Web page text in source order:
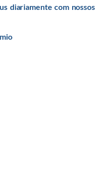
diariamente com nossos